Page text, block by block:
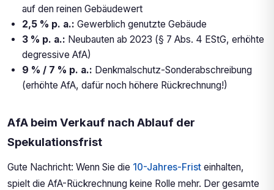
auf den reinen Gebäudewert
2,5 % p. a.: Gewerblich genutzte Gebäude
3 % p. a.: Neubauten ab 2023 (§ 7 Abs. 4 EStG, erhöhte
degressive AfA)
9 % / 7 % p. a.: Denkmalschutz-Sonderabschreibung
(erhöhte AfA, dafür noch höhere Rückrechnung!)
AfA beim Verkauf nach Ablauf der
Spekulationsfrist
Gute Nachricht: Wenn Sie die 10-Jahres-Frist einhalten,
spielt die AfA-Rückrechnung keine Rolle mehr. Der gesamte